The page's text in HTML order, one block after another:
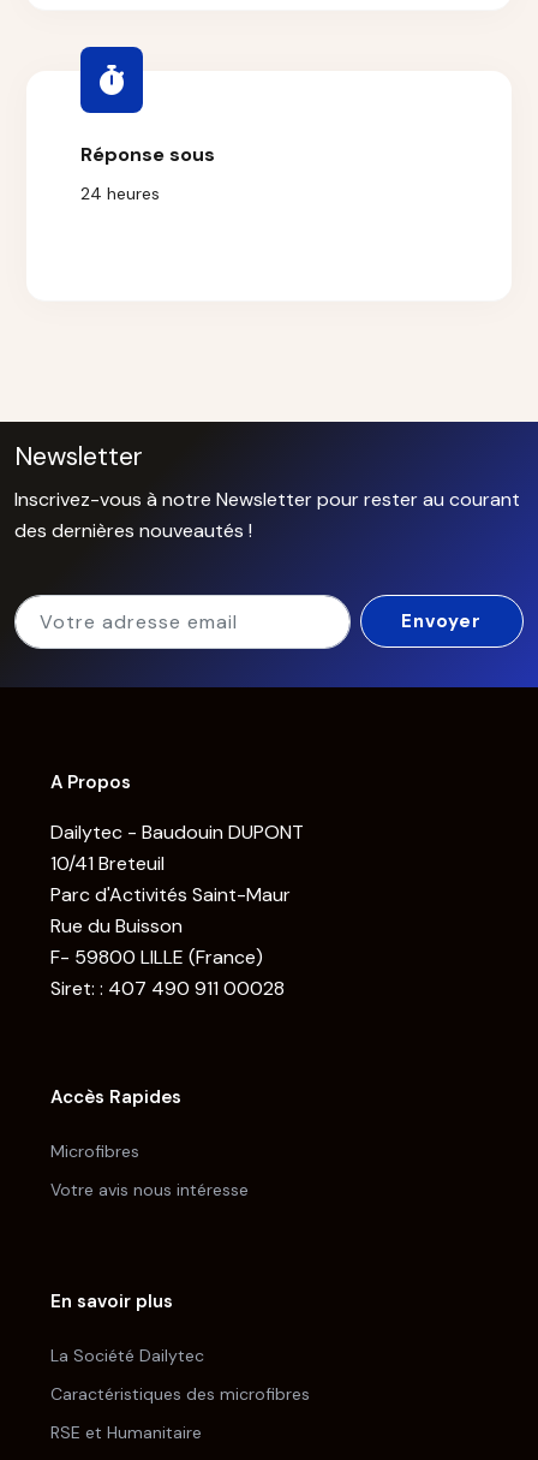
Réponse sous
24 heures
Newsletter
Inscrivez-vous à notre Newsletter pour rester au courant
des dernières nouveautés !
A Propos
Dailytec - Baudouin DUPONT
10/41 Breteuil
Parc d'Activités Saint-Maur
Rue du Buisson
F- 59800 LILLE (France)
Siret: : 407 490 911 00028
Accès Rapides
Microfibres
Votre avis nous intéresse
En savoir plus
La Société Dailytec
Caractéristiques des microfibres
RSE et Humanitaire